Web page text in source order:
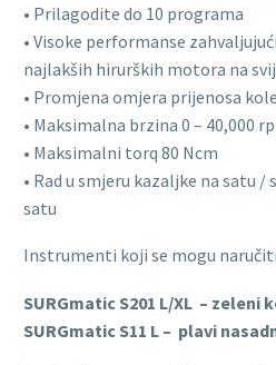
• Prilagodite do 10 programa
• Visoke performanse
najlakših hirurških motora na
• Promjena omjera prijenosa
• Maksimalna brzina 0 – 40,000
• Maksimalni torq 80 Ncm
• Rad u smjeru kazaljke na satu
satu
Instrumenti koji se mogu
SURGmatic S201 L/XL – zeleni
SURGmatic S11 L – plavi